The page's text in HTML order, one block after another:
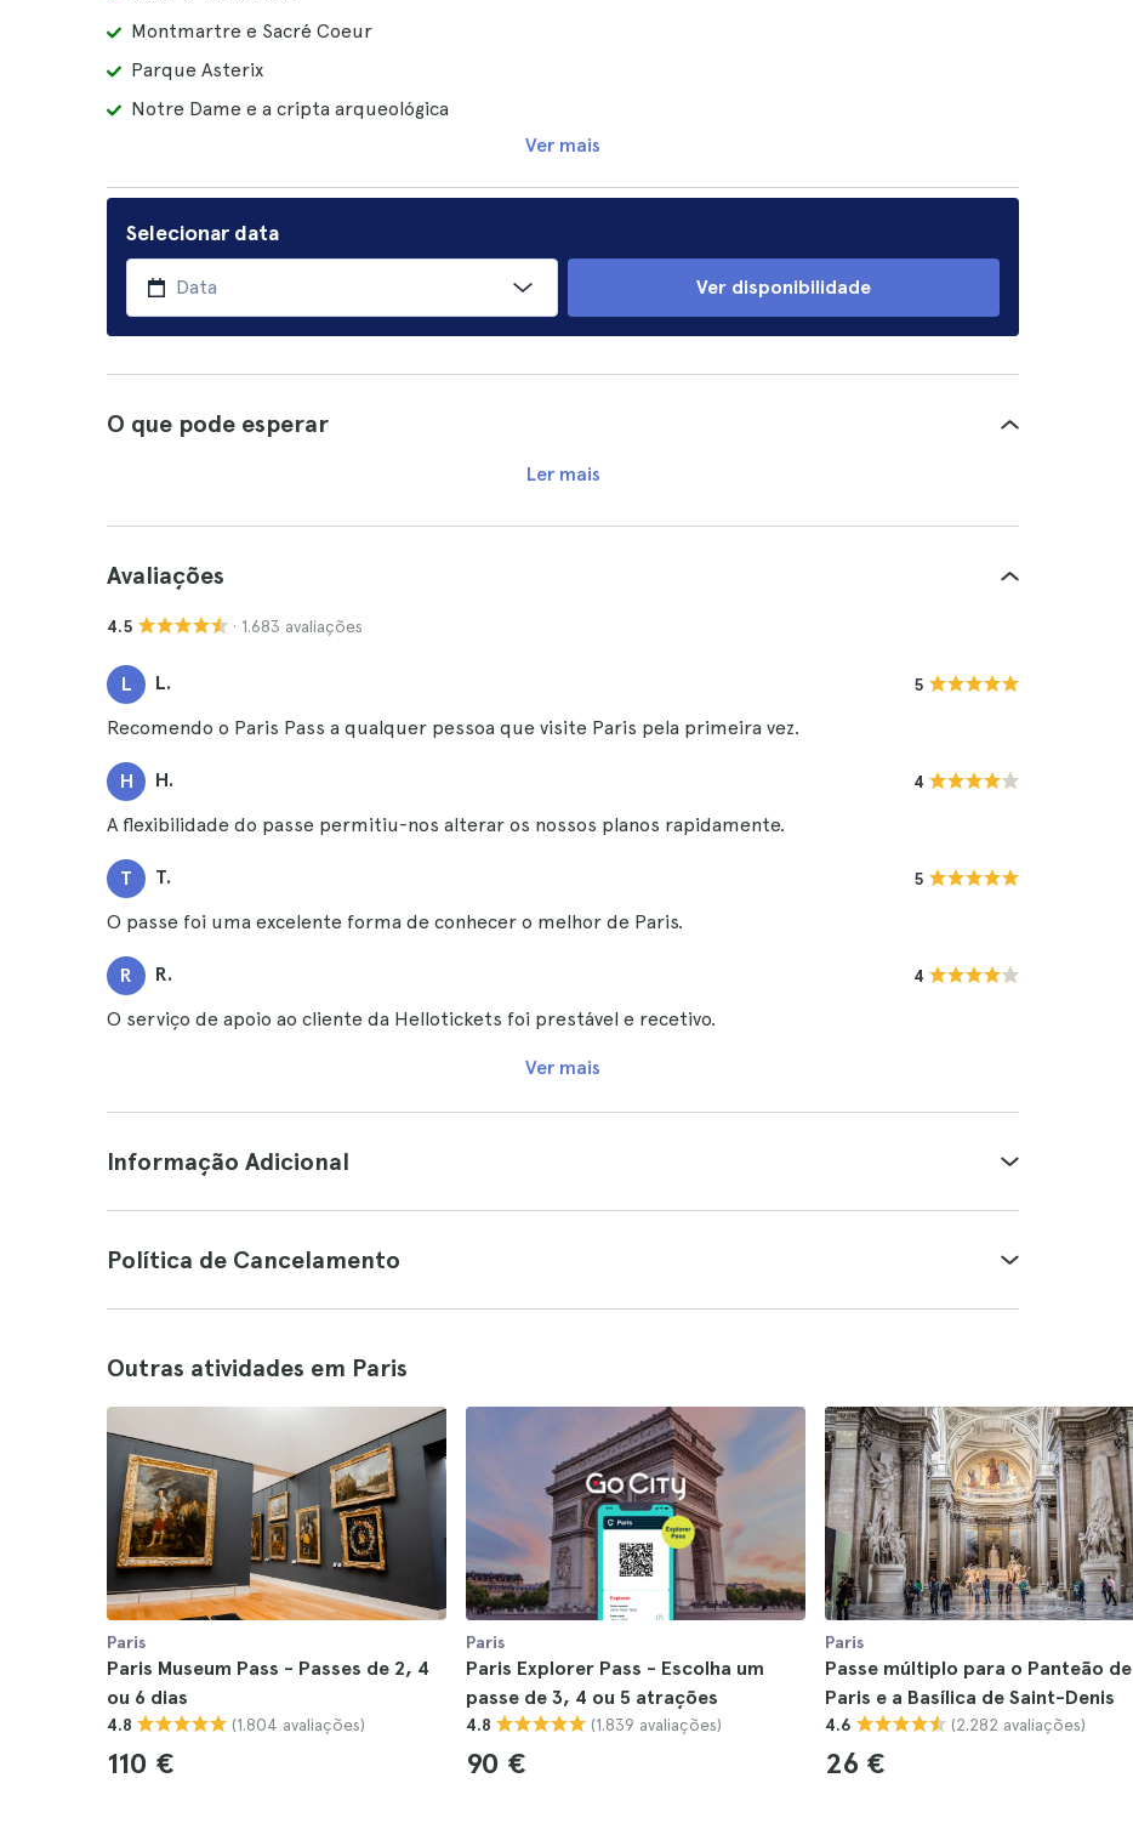
Montmartre e Sacré Coeur
Parque Asterix
Notre Dame e a cripta arqueológica
Ver mais
Selecionar data
Ver disponibilidade
O que pode esperar
Ler mais
Avaliações
4.5 · 1.683 avaliações
L L. 5
Recomendo o Paris Pass a qualquer pessoa que visite Paris pela primeira vez.
H H. 4
A flexibilidade do passe permitiu-nos alterar os nossos planos rapidamente.
T T. 5
O passe foi uma excelente forma de conhecer o melhor de Paris.
R R. 4
O serviço de apoio ao cliente da Hellotickets foi prestável e recetivo.
Ver mais
Informação Adicional
Política de Cancelamento
Outras atividades em Paris
Paris
Paris Museum Pass - Passes de 2, 4
ou 6 dias
4.8 (1.804 avaliações)
110 €
Paris
Paris Explorer Pass - Escolha um
passe de 3, 4 ou 5 atrações
4.8 (1.839 avaliações)
90 €
Paris
Passe múltiplo para o Panteão de
Paris e a Basílica de Saint-Denis
4.6 (2.282 avaliações)
26 €